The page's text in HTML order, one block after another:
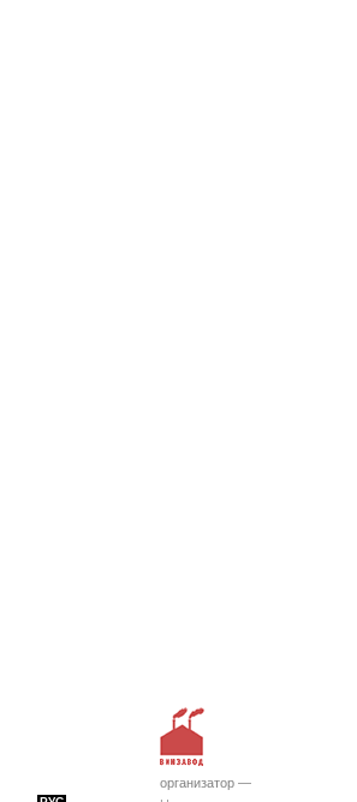
организатор —